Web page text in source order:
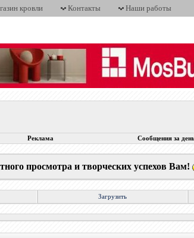
кровли Контакты Наши работы
Реклама Сообщения за
просмотра и творческих успехов Вам!
Загрузить